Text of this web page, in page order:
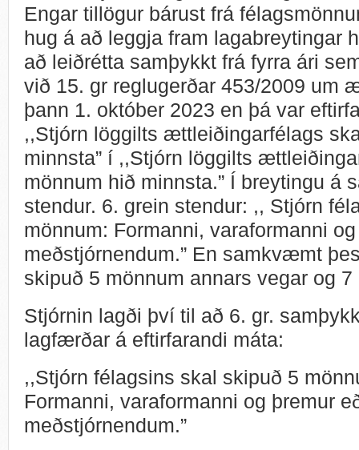
Engar tillögur bárust frá
hug á að leggja fram lagabreytingar
að leiðrétta samþykkt frá fyrra ári
við 15. gr reglugerðar 453/2009 um
þann 1. október 2023 en þá var
,,Stjórn löggilts ættleiðingarfélags
minnsta” í ,,Stjórn löggilts
mönnum hið minnsta.” Í breytingu á
stendur. 6. grein stendur: ,, Stjórn
mönnum: Formanni, varaformanni
meðstjórnendum.” En samkvæmt
skipuð 5 mönnum annars vegar og
Stjórnin lagði því til að 6. gr.
lagfærðar á eftirfarandi máta:
,,Stjórn félagsins skal skipuð 5
Formanni, varaformanni og þremur
meðstjórnendum.”